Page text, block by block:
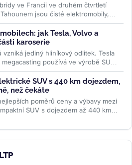
ve Francii ve druhém čtvrtletí
jsou čisté elektromobily,
jak Tesla, Volvo a
karoserie
vzniká jediný hliníkový odlitek. Tesla
používá ve výrobě SUV
SUV s 440 km dojezdem,
než čekáte
poměrů ceny a výbavy mezi
SUV s dojezdem až 440 km